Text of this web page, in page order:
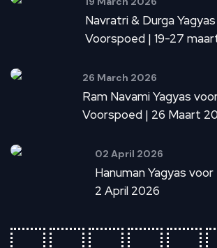
Navratri & Durga
Voorspoed | 19-27
26 March 2026
Ram Navami Yagyas
Voorspoed | 26 Maart
02 April 2026
Hanuman Yagyas
2 April 2026
fabfabfabfab